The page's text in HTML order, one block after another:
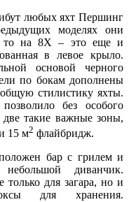
любых яхт Першинг
моделях они
то на 8X – это еще и
в левое крыло.
основой черного
по бокам дополнены
стилистику яхты.
без особого
две такие важные зоны,
15 м2 флайбридж.
бар с грилем и
диванчик.
для загара, но и
для хранения.